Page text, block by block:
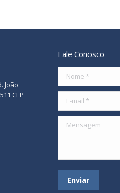
João
CEP
Fale Conosco
Mensagem
Enviar